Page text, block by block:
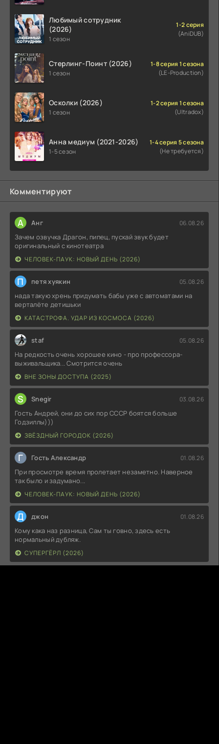
Любимый сотрудник
(2026)
1 сезон
1-2 серия
(AniDUB)
Стерлинг-Поинт (2026)
1 сезон
1-8 серия 1 сезона
(LE-Production)
Осколки (2026)
1 сезон
1-2 серия 1 сезона
(Ultradox)
Анна медиум (2021-2026)
1-5 сезон
1-4 серия 5 сезона
(Не требуется)
Комментируют
А Анг 06.08.26
Зачем озвучка Драгон, пипец, пускай звук будет
оригинальный с кинотеатра
ЧЕЛОВЕК-ПАУК: НОВЫЙ ДЕНЬ (2026)
П петя хуякин 05.08.26
нада такую хрень придумать бабы уже с автоматами на
верталёте детишьки
КАТАСТРОФА. УДАР ИЗ КОСМОСА (2026)
staf 05.08.26
На редкость очень хорошее кино - про профессора-
выживальщика... Смотрится очень
ВНЕ ЗОНЫ ДОСТУПА (2025)
S Snegir 03.08.26
Гость Андрей, они до сих пор СССР боятся больше
Годзиллы)))
ЗВЁЗДНЫЙ ГОРОДОК (2026)
Г Гость Александр 01.08.26
При просмотре время пролетает незаметно. Наверное
так было и задумано...
ЧЕЛОВЕК-ПАУК: НОВЫЙ ДЕНЬ (2026)
Д джон 01.08.26
Кому кака наз разница, Сам ты говно, здесь есть
нормальный дубляж.
СУПЕРГЁРЛ (2026)